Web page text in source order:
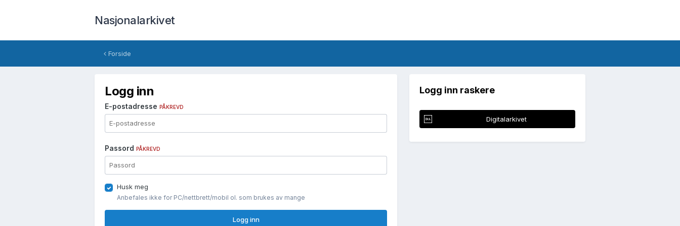
Nasjonalarkivet
Forside
Logg inn
E-postadresse PÅKREVD
Passord PÅKREVD
Husk meg
Anbefales ikke for PC/nettbrett/mobil ol. som brukes av mange
Logg inn
Logg inn raskere
Digitalarkivet